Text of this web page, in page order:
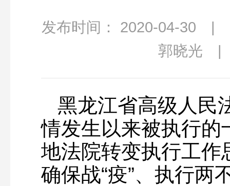
发布时间： 2020-04-30
郭晓光 |
黑龙江省高级人民
情发生以来被执行的
地法院转变执行工作
确保战“疫”、执行两